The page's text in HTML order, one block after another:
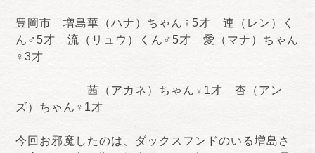
豊岡市 増島華（ハナ）ちゃん♀5才 連（レン）く
ん♂5才 流（リュウ）くん♂5才 愛（マナ）ちゃん
♀3才
茜（アカネ）ちゃん♀1才 杏（アン
ズ）ちゃん♀1才
今回お邪魔したのは、ダックスフンドのいる増島さ